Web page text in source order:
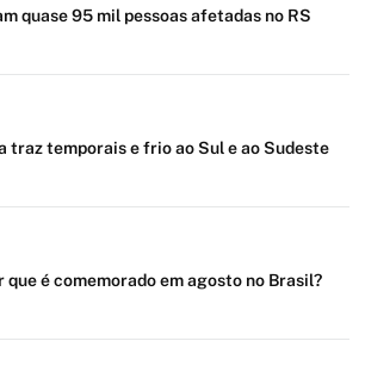
quase 95 mil pessoas afetadas no RS
traz temporais e frio ao Sul e ao Sudeste
que é comemorado em agosto no Brasil?